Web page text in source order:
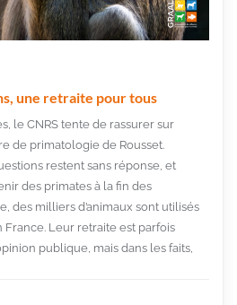
une retraite pour tous
le CNRS tente de rassurer sur
de primatologie de Rousset.
restent sans réponse, et
des primates à la fin des
des milliers d’animaux sont utilisés
France. Leur retraite est parfois
publique, mais dans les faits,